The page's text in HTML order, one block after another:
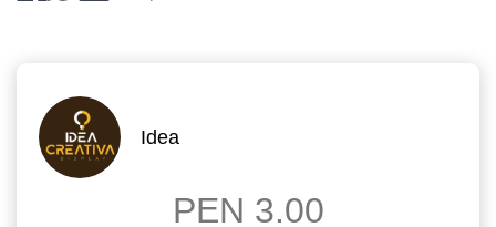
Idea
PEN 3.00